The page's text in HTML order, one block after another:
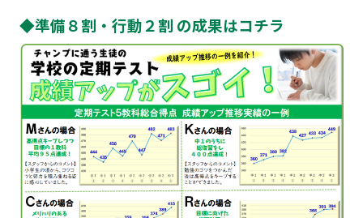
◆準備８割・行動２割 の成果はコチラ